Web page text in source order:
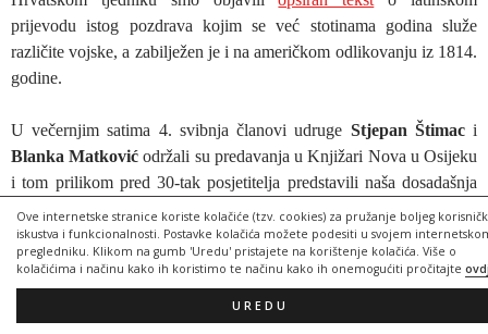
Ove internetske stranice koriste kolačiće (tzv. cookies) za pružanje boljeg
iskustva i funkcionalnosti. Postavke kolačića možete podesiti u svojem
pregledniku. Klikom na gumb 'Uredu' pristajete na korištenje kolačića. Više o
kolačićima i načinu kako ih koristimo te načinu kako ih onemogućiti pročitajte
UREDU
prijevodu istog pozdrava kojim se već stotinama godina služe
različite vojske, a zabilježen je i na američkom odlikovanju iz 1814.
godine.
U večernjim satima 4. svibnja članovi udruge Stjepan Štimaci
Blanka Matković održali su predavanja u Knjižari Nova u Osijeku
i tom prilikom pred 30-tak posjetitelja predstavili naša dosadašnja
izdanja. Naš domaćin bio je g. Ivica Vuletić
kojemu se ovim putem
zahvaljujemo na organizaciji ovog događaja i ustupanju prostorija
knjižare. “Glas Slavonije” popratio je ovu promocijunovinskim
tekstom, a Blanka Matković je dala izjavu za Slavonsku TV.